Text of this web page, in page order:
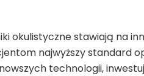
okulistyczne stawiają na
najwyższy standard
technologii,